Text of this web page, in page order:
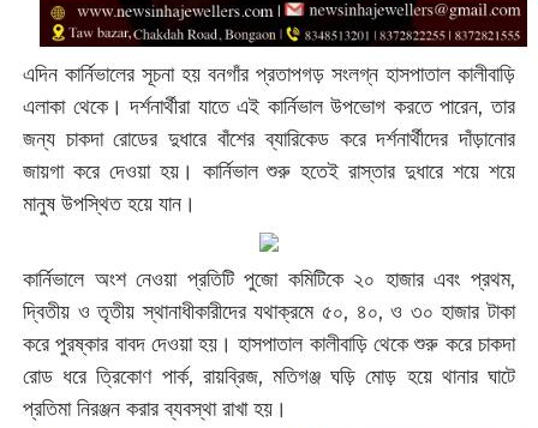
এদিন কার্নিভালের সূচনা হয় বনগাঁর প্রতাপগড় সংলগ্ন হাসপাতাল কালীবাড়ি
এলাকা থেকে। দর্শনার্থীরা যাতে এই কার্নিভাল উপভোগ করতে পারেন, তার
জন্য চাকদা রোডের দুধারে বাঁশের ব্যারিকেড করে দর্শনার্থীদের দাঁড়ানোর
জায়গা করে দেওয়া হয়। কার্নিভাল শুরু হতেই রাস্তার দুধারে শয়ে শয়ে
মানুষ উপস্থিত হয়ে যান।
কার্নিভালে অংশ নেওয়া প্রতিটি পুজো কমিটিকে ২০ হাজার এবং প্রথম,
দ্বিতীয় ও তৃতীয় স্থানাধীকারীদের যথাক্রমে ৫০, ৪০, ও ৩০ হাজার টাকা
করে পুরষ্কার বাবদ দেওয়া হয়। হাসপাতাল কালীবাড়ি থেকে শুরু করে চাকদা
রোড ধরে ত্রিকোণ পার্ক, রায়ব্রিজ, মতিগঞ্জ ঘড়ি মোড় হয়ে থানার ঘাটে
প্রতিমা নিরঞ্জন করার ব্যবস্থা রাখা হয়।